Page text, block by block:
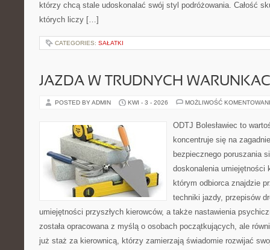
którzy chcą stale udoskonalać swój styl podróżowania. Całość
których liczy […]
CATEGORIES: SAŁATKI
JAZDA W TRUDNYCH
POSTED BY ADMIN KWI - 3 - 2026 MOŻLIWOŚĆ
ODTJ Bolesławiec to
koncentruje się na
bezpiecznego poruszania
doskonalenia umiejętności
którym odbiorca znajdzie
techniki jazdy, przepisów
umiejętności przyszłych kierowców, a także nastawienia
została opracowana z myślą o osobach początkujących, ale
już staż za kierownicą, którzy zamierzają świadomie rozwijać